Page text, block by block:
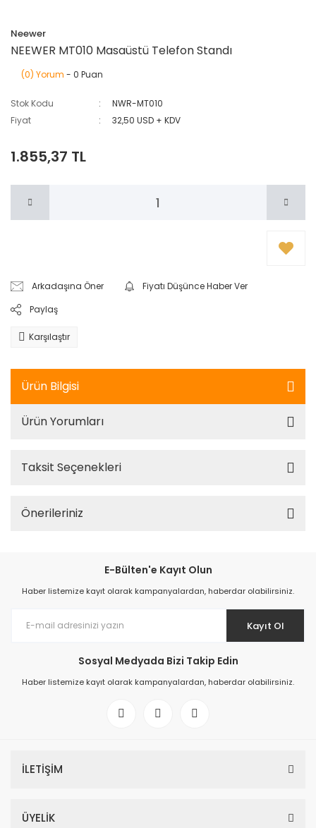
Neewer
NEEWER MT010 Masaüstü Telefon Standı
(0) Yorum - 0 Puan
Stok Kodu
NWR-MT010
Fiyat
32,50 USD + KDV
1.855,37 TL
Arkadaşına Öner
Fiyatı Düşünce Haber Ver
Paylaş
Karşılaştır
Ürün Bilgisi
Ürün Yorumları
Taksit Seçenekleri
Önerileriniz
E-Bülten'e Kayıt Olun
Haber listemize kayıt olarak kampanyalardan, haberdar olabilirsiniz.
Kayıt Ol
Sosyal Medyada Bizi Takip Edin
Haber listemize kayıt olarak kampanyalardan, haberdar olabilirsiniz.
İLETİŞİM
ÜYELİK